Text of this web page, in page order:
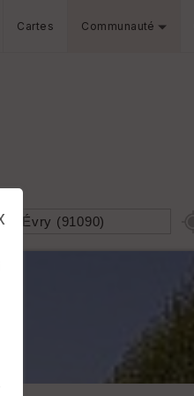
Cartes Communauté